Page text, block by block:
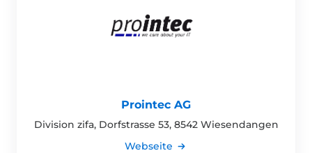
Prointec AG
Division zifa, Dorfstrasse 53, 8542 Wiesendangen
Webseite